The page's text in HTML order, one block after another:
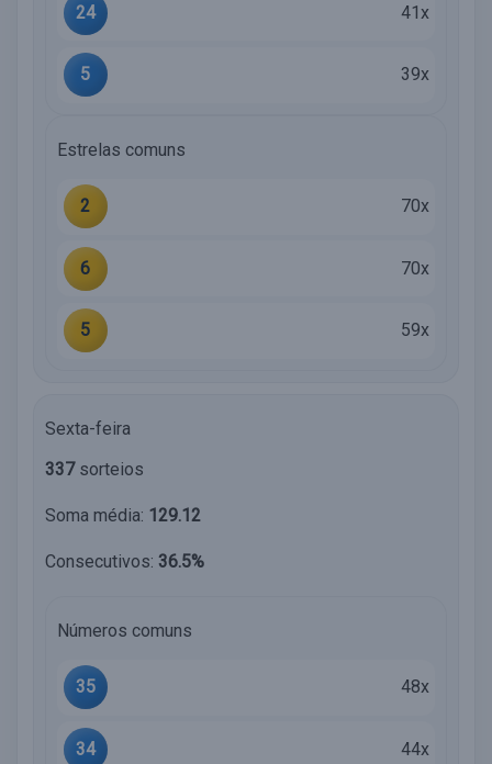
24 41x
5 39x
Estrelas comuns
2 70x
6 70x
5 59x
Sexta-feira
337sorteios
Soma média: 129.12
Consecutivos: 36.5%
Números comuns
35 48x
34 44x